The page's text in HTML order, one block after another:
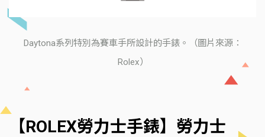
Daytona系列特別為賽車手所設計的手錶。（圖片來源：
Rolex）
【ROLEX勞力士手錶】勞力士